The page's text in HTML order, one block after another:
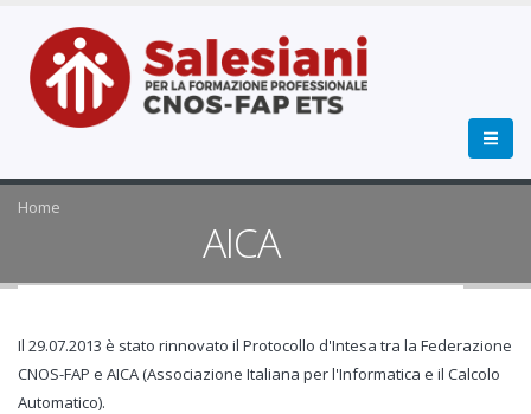
Home
AICA
Il 29.07.2013 è stato rinnovato il Protocollo d'Intesa tra la Federazione
CNOS-FAP e AICA (Associazione Italiana per l'Informatica e il Calcolo
Automatico).